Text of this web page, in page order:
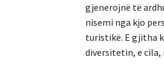
gjenerojnë të
nisemi nga kjo
turistikë. E gjitha
diversitetin, e